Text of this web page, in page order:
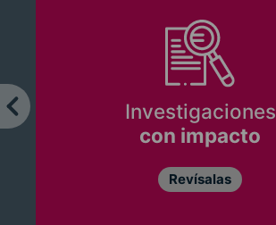
Investigaciones
con impacto
Revísalas